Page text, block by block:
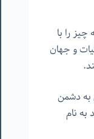
را با
و جهان
به دشمن
نام